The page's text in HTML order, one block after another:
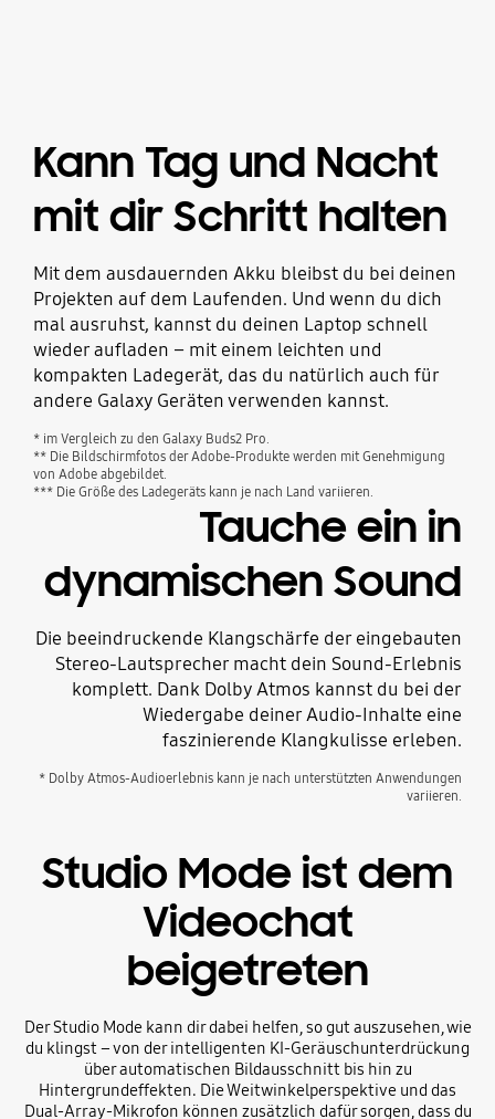
Kann Tag und Nacht
mit dir Schritt halten
Mit dem ausdauernden Akku bleibst du bei deinen
Projekten auf dem Laufenden. Und wenn du dich
mal ausruhst, kannst du deinen Laptop schnell
wieder aufladen – mit einem leichten und
kompakten Ladegerät, das du natürlich auch für
andere Galaxy Geräten verwenden kannst.
* im Vergleich zu den Galaxy Buds2 Pro.
** Die Bildschirmfotos der Adobe-Produkte werden mit Genehmigung
von Adobe abgebildet.
*** Die Größe des Ladegeräts kann je nach Land variieren.
Tauche ein in
dynamischen Sound
Die beeindruckende Klangschärfe der eingebauten
Stereo-Lautsprecher macht dein Sound-Erlebnis
komplett. Dank Dolby Atmos kannst du bei der
Wiedergabe deiner Audio-Inhalte eine
faszinierende Klangkulisse erleben.
* Dolby Atmos-Audioerlebnis kann je nach unterstützten Anwendungen
variieren.
Studio Mode ist dem
Videochat
beigetreten
Der Studio Mode kann dir dabei helfen, so gut auszusehen, wie
du klingst – von der intelligenten KI-Geräuschunterdrückung
über automatischen Bildausschnitt bis hin zu
Hintergrundeffekten. Die Weitwinkelperspektive und das
Dual-Array-Mikrofon können zusätzlich dafür sorgen, dass du